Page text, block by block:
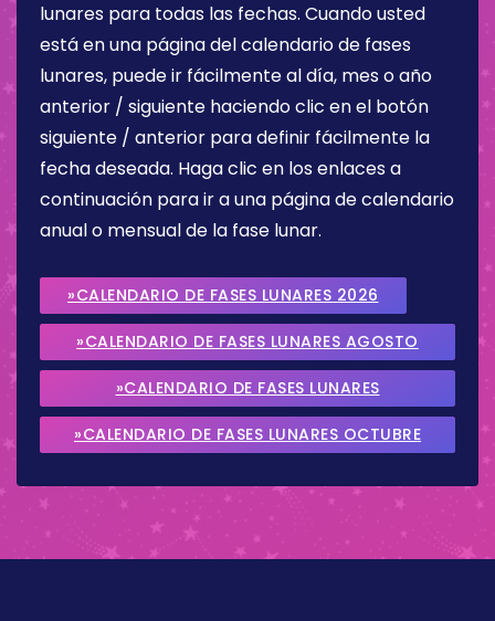
lunares para todas las fechas. Cuando usted
está en una página del calendario de fases
lunares, puede ir fácilmente al día, mes o año
anterior / siguiente haciendo clic en el botón
siguiente / anterior para definir fácilmente la
fecha deseada. Haga clic en los enlaces a
continuación para ir a una página de calendario
anual o mensual de la fase lunar.
»CALENDARIO DE FASES LUNARES 2026
»CALENDARIO DE FASES LUNARES AGOSTO
2026
»CALENDARIO DE FASES LUNARES
SEPTIEMBRE 2026
»CALENDARIO DE FASES LUNARES OCTUBRE